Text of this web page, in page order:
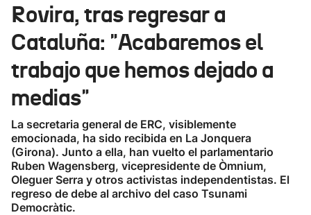
Ikusmiran
Eguraldia
Rovira, tras regresar a
Cataluña: "Acabaremos el
trabajo que hemos dejado a
medias"
La secretaria general de ERC, visiblemente
emocionada, ha sido recibida en La Jonquera
(Girona). Junto a ella, han vuelto el parlamentario
Ruben Wagensberg, vicepresidente de Òmnium,
Oleguer Serra y otros activistas independentistas. El
regreso de debe al archivo del caso Tsunami
Democràtic.